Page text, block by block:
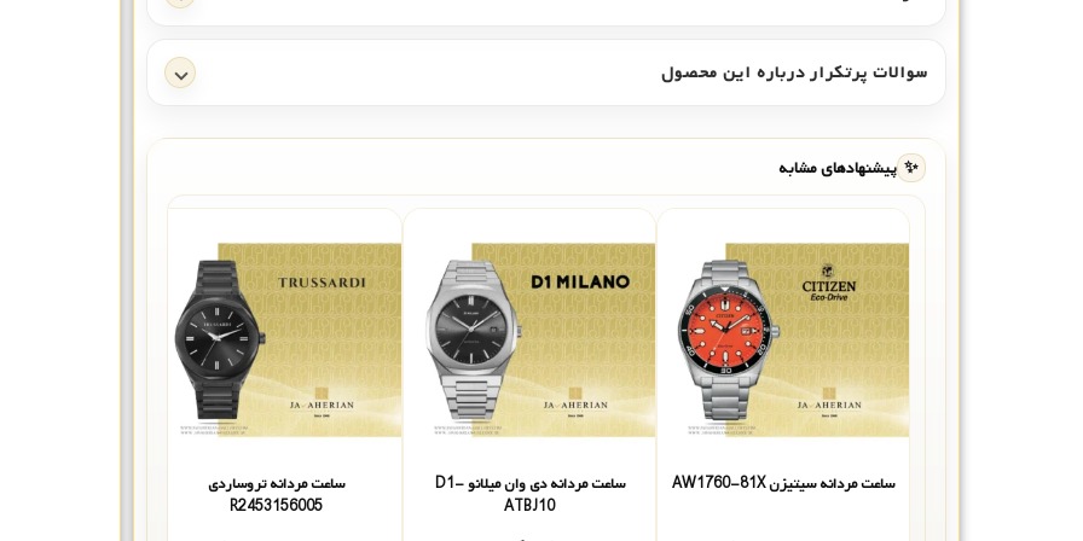
سوالات پرتکرار درباره این محصول
✨ پیشنهادهای مشابه
ساعت مردانه سیتیزن AW1760-81X
ساعت مردانه دی وان میلانو D1-
ATBJ10
ساعت مردانه تروساردی
R2453156005